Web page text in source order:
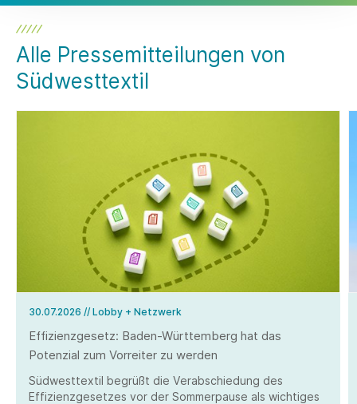
Alle Pressemitteilungen von
Südwesttextil
30.07.2026 // Lobby + Netzwerk
Effizienzgesetz: Baden-Württemberg hat das
Potenzial zum Vorreiter zu werden
Südwesttextil begrüßt die Verabschiedung des
Effizienzgesetzes vor der Sommerpause als wichtiges